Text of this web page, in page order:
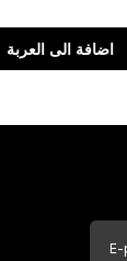
اضافة الى العربة